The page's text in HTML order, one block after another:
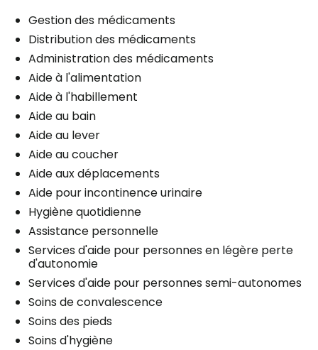
Gestion des médicaments
Distribution des médicaments
Administration des médicaments
Aide à l'alimentation
Aide à l'habillement
Aide au bain
Aide au lever
Aide au coucher
Aide aux déplacements
Aide pour incontinence urinaire
Hygiène quotidienne
Assistance personnelle
Services d'aide pour personnes en légère perte
d'autonomie
Services d'aide pour personnes semi-autonomes
Soins de convalescence
Soins des pieds
Soins d'hygiène